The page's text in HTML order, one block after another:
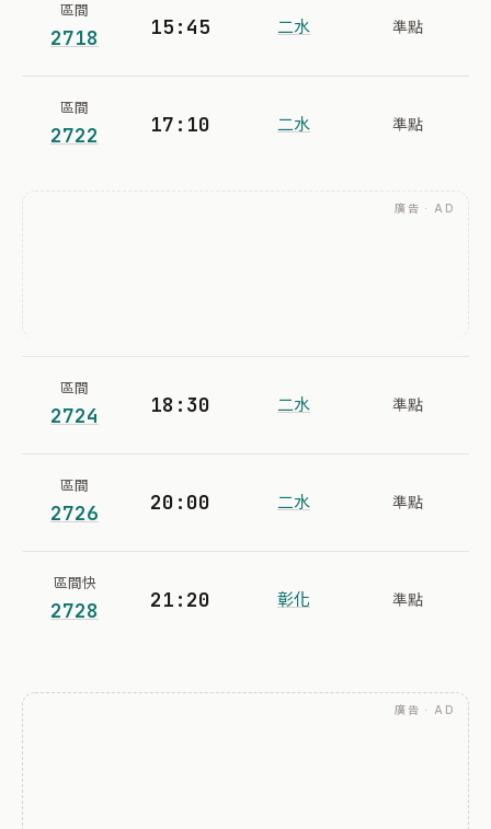
區間
2718 15:45 二水 準點
區間
2722 17:10 二水 準點
廣告 · AD
區間
2724 18:30 二水 準點
區間
2726 20:00 二水 準點
區間快
2728 21:20 彰化 準點
廣告 · AD